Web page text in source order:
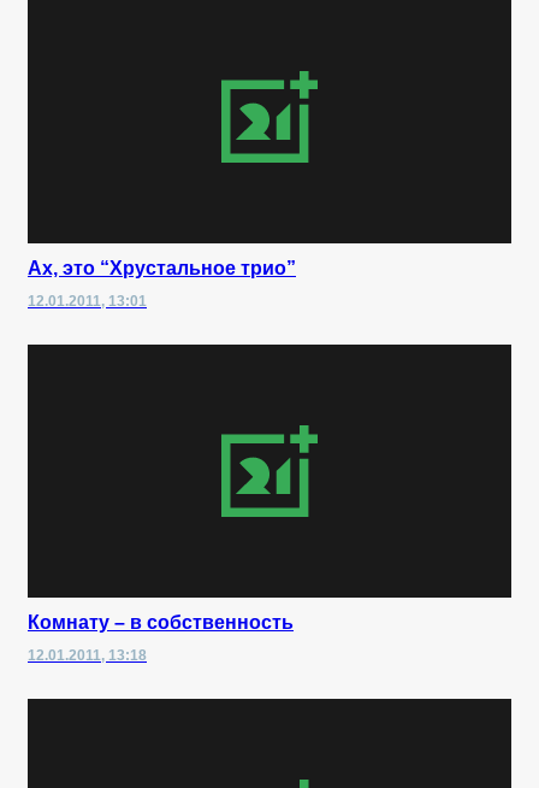
Ах, это “Хрустальное трио”
12.01.2011, 13:01
Комнату – в собственность
12.01.2011, 13:18